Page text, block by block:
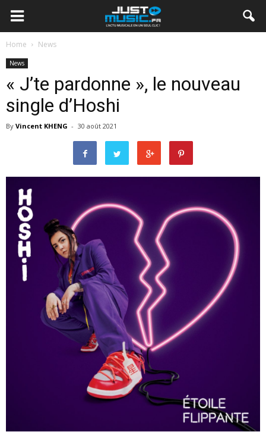
Home News
News
« J’te pardonne », le nouveau
single d’Hoshi
By Vincent KHENG - 30 août 2021